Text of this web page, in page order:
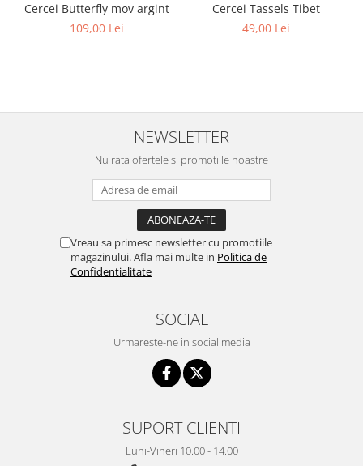
Cercei Butterfly mov argint
109,00 Lei
Cercei Tassels Tibet
49,00 Lei
NEWSLETTER
Nu rata ofertele si promotiile noastre
Vreau sa primesc newsletter cu promotiile
magazinului. Afla mai multe in Politica de
Confidentialitate
SOCIAL
Urmareste-ne in social media
SUPORT CLIENTI
Luni-Vineri 10.00 - 14.00